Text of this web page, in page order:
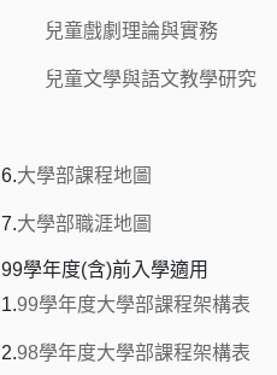
兒童戲劇理論與實務
兒童文學與語文教學研究
6.大學部課程地圖
7.大學部職涯地圖
99學年度(含)前入學適用
1.99學年度大學部課程架構表
2.98學年度大學部課程架構表